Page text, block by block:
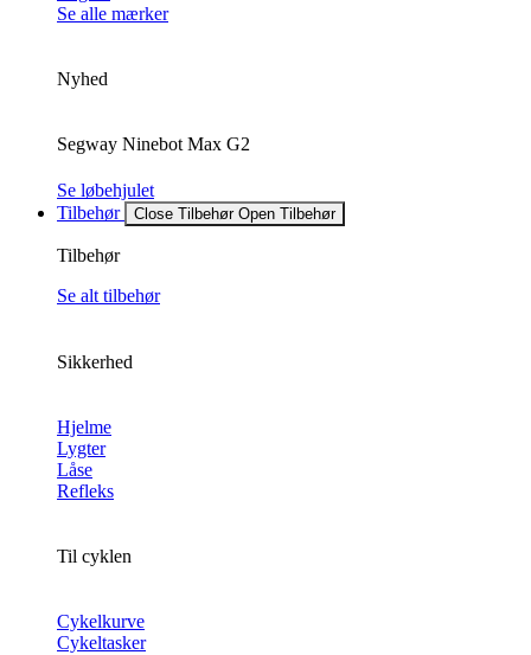
Se alle mærker
Nyhed
Segway Ninebot Max G2
Se løbehjulet
Tilbehør
Close Tilbehør Open Tilbehør
Tilbehør
Se alt tilbehør
Sikkerhed
Hjelme
Lygter
Låse
Refleks
Til cyklen
Cykelkurve
Cykeltasker